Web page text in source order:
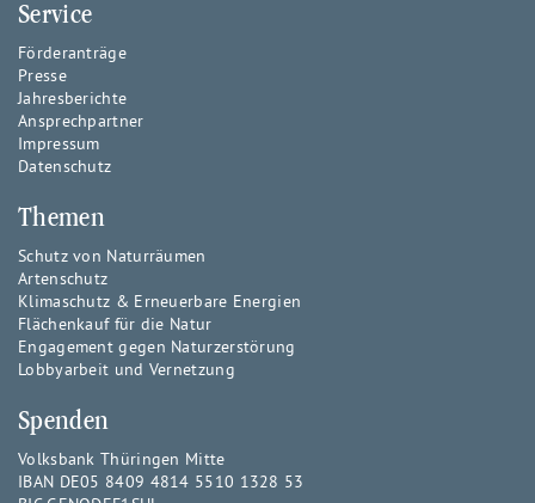
Service
Förderanträge
Presse
Jahresberichte
Ansprechpartner
Impressum
Datenschutz
Themen
Schutz von Naturräumen
Artenschutz
Klimaschutz & Erneuerbare Energien
Flächenkauf für die Natur
Engagement gegen Naturzerstörung
Lobbyarbeit und Vernetzung
Spenden
Volksbank Thüringen Mitte
IBAN DE05 8409 4814 5510 1328 53